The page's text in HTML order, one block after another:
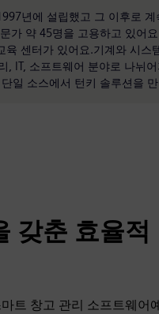
년에 설립했고 그 이후로
가 약 45명을 고용하고 있어
센터가 있어요.기계와 시스
IT, 소프트웨어 분야로 나뉘
일 소스에서 턴키 솔루션을
갖춘 효율적
트 창고 관리 소프트웨어